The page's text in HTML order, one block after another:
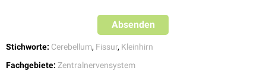
Absenden
Stichworte: Cerebellum, Fissur, Kleinhirn
Fachgebiete: Zentralnervensystem